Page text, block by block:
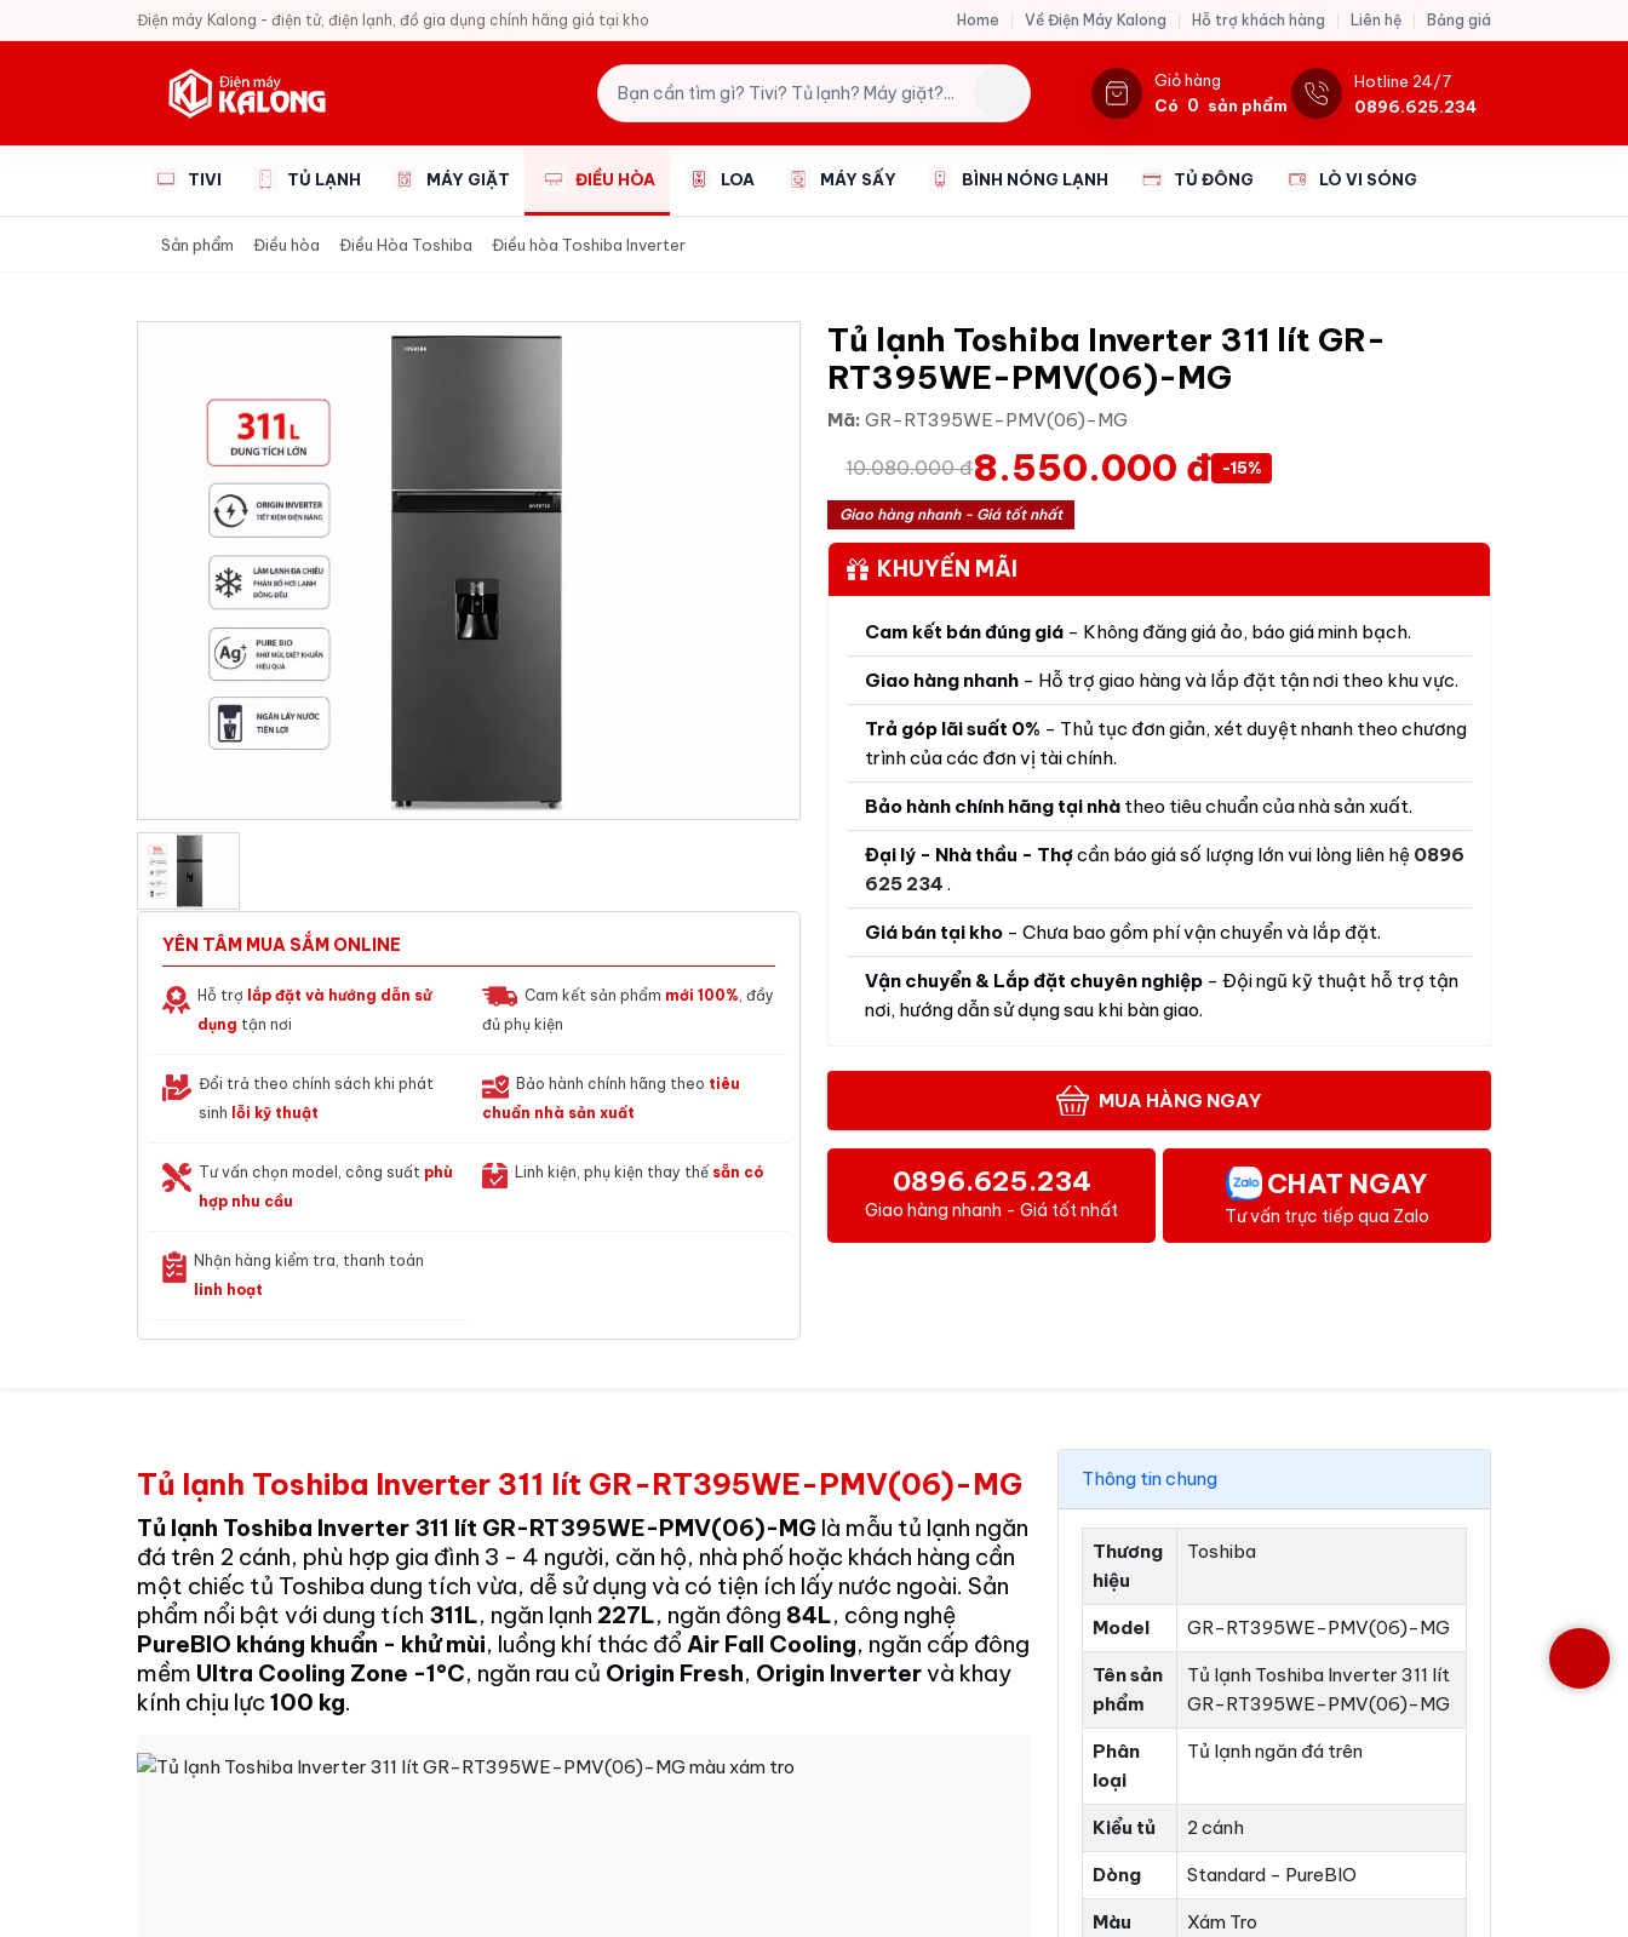
Điện máy Kalong - điện tử, điện lạnh, đồ gia dụng chính hãng giá tại kho Home Về Điện Máy Kalong Hỗ trợ khách hàng Liên hệ Bảng giá
Giỏ hàng
Có 0 sản phẩm
Hotline 24/7
0896.625.234
TIVI TỦ LẠNH MÁY GIẶT ĐIỀU HÒA LOA MÁY SẤY BÌNH NÓNG LẠNH TỦ ĐÔNG LÒ VI SÓNG
Sản phẩm Điều hòa Điều Hòa Toshiba Điều hòa Toshiba Inverter
YÊN TÂM MUA SẮM ONLINE
Hỗ trợ lắp đặt và hướng dẫn sử
dụng tận nơi
Cam kết sản phẩm mới 100% , đầy
đủ phụ kiện
Đổi trả theo chính sách khi phát
sinh lỗi kỹ thuật
Bảo hành chính hãng theo tiêu
chuẩn nhà sản xuất
Tư vấn chọn model, công suất phù
hợp nhu cầu
Linh kiện, phụ kiện thay thế sẵn có
Nhận hàng kiểm tra, thanh toán
linh hoạt
Tủ lạnh Toshiba Inverter 311 lít GR-
RT395WE-PMV(06)-MG
Mã:GR-RT395WE-PMV(06)-MG
10.080.000 đ8.550.000 đ -15%
Giao hàng nhanh - Giá tốt nhất
KHUYẾN MÃI
Cam kết bán đúng giá - Không đăng giá ảo, báo giá minh bạch.
Giao hàng nhanh - Hỗ trợ giao hàng và lắp đặt tận nơi theo khu vực.
Trả góp lãi suất 0% - Thủ tục đơn giản, xét duyệt nhanh theo chương
trình của các đơn vị tài chính.
Bảo hành chính hãng tại nhà theo tiêu chuẩn của nhà sản xuất.
Đại lý - Nhà thầu - Thợcần báo giá số lượng lớn vui lòng liên hệ 0896
625 234.
Giá bán tại kho - Chưa bao gồm phí vận chuyển và lắp đặt.
Vận chuyển & Lắp đặt chuyên nghiệp - Đội ngũ kỹ thuật hỗ trợ tận
nơi, hướng dẫn sử dụng sau khi bàn giao.
MUA HÀNG NGAY
0896.625.234
Giao hàng nhanh - Giá tốt nhất
CHAT NGAY
Tư vấn trực tiếp qua Zalo
Tủ lạnh Toshiba Inverter 311 lít GR-RT395WE-PMV(06)-MG
Tủ lạnh Toshiba Inverter 311 lít GR-RT395WE-PMV(06)-MG là mẫu tủ lạnh ngăn
đá trên 2 cánh, phù hợp gia đình 3 - 4 người, căn hộ, nhà phố hoặc khách hàng cần
một chiếc tủ Toshiba dung tích vừa, dễ sử dụng và có tiện ích lấy nước ngoài. Sản
phẩm nổi bật với dung tích 311L, ngăn lạnh 227L, ngăn đông 84L, công nghệ
PureBIO kháng khuẩn - khử mùi, luồng khí thác đổAir Fall Cooling, ngăn cấp đông
mềm Ultra Cooling Zone -1°C, ngăn rau củ Origin Fresh, Origin Invertervà khay
kính chịu lực100 kg.
Thông tin chung
Thương
hiệu
Toshiba
Model GR-RT395WE-PMV(06)-MG
Tên sản
phẩm
Tủ lạnh Toshiba Inverter 311 lít
GR-RT395WE-PMV(06)-MG
Phân
loại
Tủ lạnh ngăn đá trên
Kiểu tủ 2 cánh
Dòng Standard - PureBIO
Màu
Xám Tro